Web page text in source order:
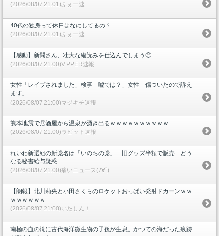
(2026/08/07 21:01)ふぇー速
40代の独身って休日はなにしてるの？
(2026/08/07 21:01)ふぇー速
【感動】新聞さん、壮大な縦読みを仕込んでしまう🥺
(2026/08/07 21:00)VIPPER速報
女性「レイプされました」検事「嘘では？」女性「傷ついたので訴え
ます」
(2026/08/07 21:00)マジキチ速報
熊本地震で居酒屋から温泉が湧き出るｗｗｗｗｗｗｗｗｗｗ
(2026/08/07 21:00)ラビット速報
れいわ新選組の新党名は「いのちの党」 旧グッズ半額で販売 どう
なる秘書給与疑惑
(2026/08/07 21:00)痛いニュース(ﾉ∀`)
【朗報】北川莉央と小田さくらのロケットおっぱい発射ドカーンｗｗ
ｗｗｗｗｗｗ
(2026/08/07 21:00)いたしん！
南極の血の滝に古代海洋微生物の子孫が生息。かつての海だった痕跡